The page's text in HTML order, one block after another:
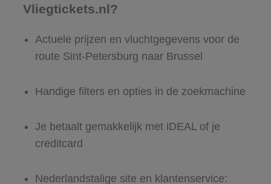
Vliegtickets.nl?
Actuele prijzen en vluchtgegevens voor de
route Sint-Petersburg naar Brussel
Handige filters en opties in de zoekmachine
Je betaalt gemakkelijk met iDEAL of je
creditcard
Nederlandstalige site en klantenservice: